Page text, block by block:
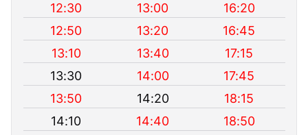
12:30
13:00
16:20
12:50
13:20
16:45
13:10
13:40
17:15
13:30
14:00
17:45
13:50
14:20
18:15
14:10
14:40
18:50